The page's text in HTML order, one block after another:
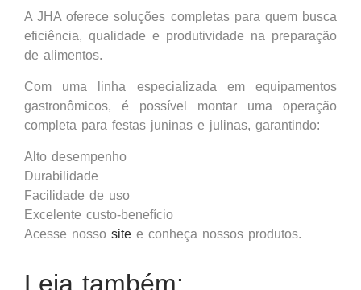
A JHA oferece soluções completas para quem busca
eficiência, qualidade e produtividade na preparação
de alimentos.
Com uma linha especializada em equipamentos
gastronômicos, é possível montar uma operação
completa para festas juninas e julinas, garantindo:
Alto desempenho
Durabilidade
Facilidade de uso
Excelente custo-benefício
Acesse nosso site e conheça nossos produtos.
Leia também: